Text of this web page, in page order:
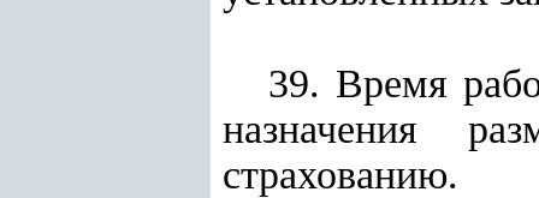
39. Время
назначения
страхованию.